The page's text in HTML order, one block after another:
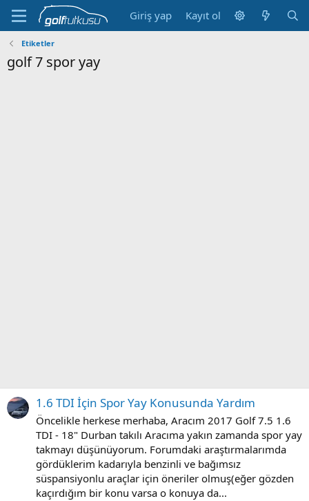
Giriş yap Kayıt ol
Etiketler
golf 7 spor yay
1.6 TDI İçin Spor Yay Konusunda Yardım
Öncelikle herkese merhaba, Aracım 2017 Golf 7.5 1.6
TDI - 18" Durban takılı Aracıma yakın zamanda spor yay
takmayı düşünüyorum. Forumdaki araştırmalarımda
gördüklerim kadarıyla benzinli ve bağımsız
süspansiyonlu araçlar için öneriler olmuş(eğer gözden
kaçırdığım bir konu varsa o konuya da...